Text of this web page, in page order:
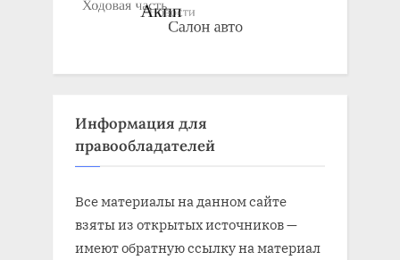
Информация для
правообладателей
Все материалы на данном сайте
взяты из открытых источников —
имеют обратную ссылку на материал